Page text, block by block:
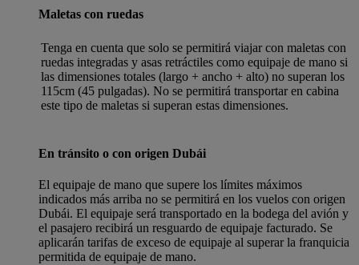
Maletas con ruedas
Tenga en cuenta que solo se permitirá viajar con maletas con
ruedas integradas y asas retráctiles como equipaje de mano si
las dimensiones totales (largo + ancho + alto) no superan los
115cm (45 pulgadas). No se permitirá transportar en cabina
este tipo de maletas si superan estas dimensiones.
En tránsito o con origen Dubái
El equipaje de mano que supere los límites máximos
indicados más arriba no se permitirá en los vuelos con origen
Dubái. El equipaje será transportado en la bodega del avión y
el pasajero recibirá un resguardo de equipaje facturado. Se
aplicarán tarifas de exceso de equipaje al superar la franquicia
permitida de equipaje de mano.